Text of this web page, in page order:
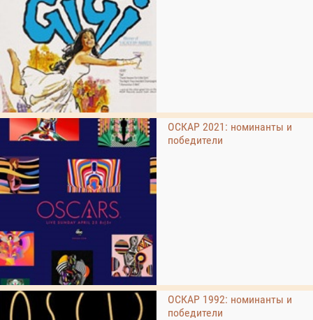
ОСКАР 2021: номинанты и
победители
ОСКАР 1992: номинанты и
победители